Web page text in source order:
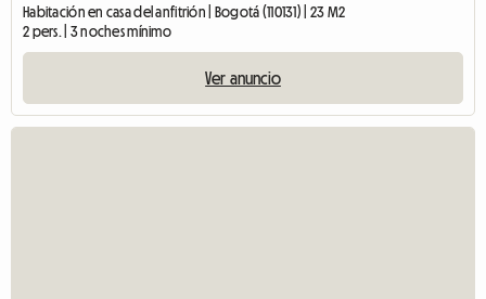
Habitación en casa del anfitrión | Bogotá (110131) | 23 M2
2 pers. | 3 noches mínimo
Ver anuncio